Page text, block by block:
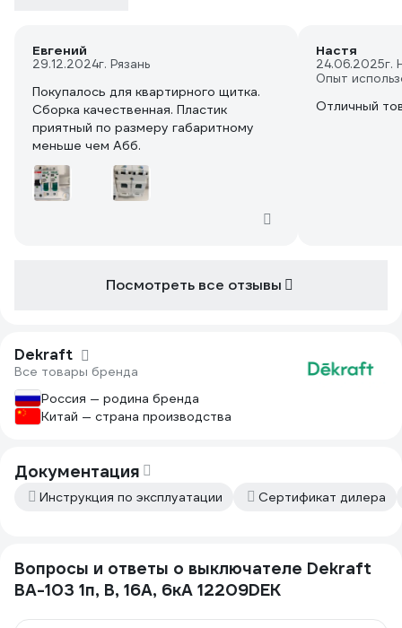
Евгений
29.12.2024г. Рязань
Покупалось для квартирного щитка.
Сборка качественная. Пластик
приятный по размеру габаритному
меньше чем Абб.
Настя
24.06.2025г.
Опыт
Отличный
Посмотреть все отзывы
Dekraft
Все товары бренда
Россия — родина бренда
Китай — страна производства
Документация
Инструкция по эксплуатации Сертификат дилера
Вопросы и ответы о выключателе Dekraft
ВА-103 1п, B, 16А, 6кА 12209DEK